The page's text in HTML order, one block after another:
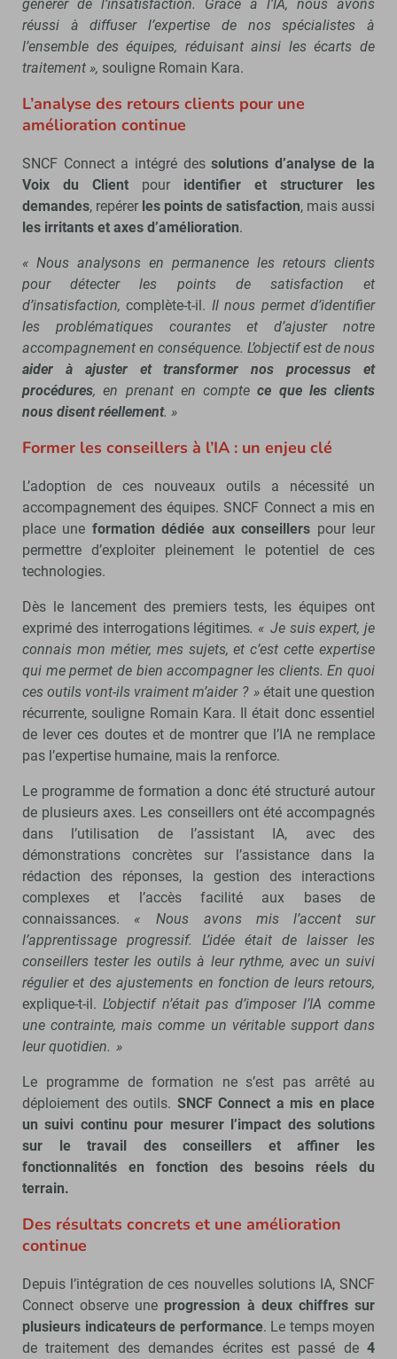
générer de l’insatisfaction. Grâce à l’IA, nous avons
réussi à diffuser l’expertise de nos spécialistes à
l’ensemble des équipes, réduisant ainsi les écarts de
traitement », souligne Romain Kara.
L’analyse des retours clients pour une
amélioration continue
SNCF Connect a intégré dessolutions d’analyse de la
Voix du Client pour identifier et structurer les
demandes, repérer les points de satisfaction, mais aussi
les irritants et axes d’amélioration.
« Nous analysons en permanence les retours clients
pour détecter les points de satisfaction et
d’insatisfaction,complète-t-il. Il nous permet d’identifier
les problématiques courantes et d’ajuster notre
accompagnement en conséquence. L’objectif est de nous
aider à ajuster et transformer nos processus et
procédures, en prenant en comptece que les clients
nous disent réellement. »
Former les conseillers à l’IA : un enjeu clé
L’adoption de ces nouveaux outils a nécessité un
accompagnement des équipes. SNCF Connect a mis en
place une formation dédiée aux conseillers pour leur
permettre d’exploiter pleinement le potentiel de ces
technologies.
Dès le lancement des premiers tests, les équipes ont
exprimé des interrogations légitimes. « Je suis expert, je
connais mon métier, mes sujets, et c’est cette expertise
qui me permet de bien accompagner les clients. En quoi
ces outils vont-ils vraiment m’aider ? »était une question
récurrente, souligne Romain Kara. Il était donc essentiel
de lever ces doutes et de montrer que l’IA ne remplace
pas l’expertise humaine, mais la renforce.
Le programme de formation a donc été structuré autour
de plusieurs axes. Les conseillers ont été accompagnés
dans l’utilisation de l’assistant IA, avec des
démonstrations concrètes sur l’assistance dans la
rédaction des réponses, la gestion des interactions
complexes et l’accès facilité aux bases de
connaissances. « Nous avons mis l’accent sur
l’apprentissage progressif. L’idée était de laisser les
conseillers tester les outils à leur rythme, avec un suivi
régulier et des ajustements en fonction de leurs retours,
explique-t-il. L’objectif n’était pas d’imposer l’IA comme
une contrainte, mais comme un véritable support dans
leur quotidien. »
Le programme de formation ne s’est pas arrêté au
déploiement des outils. SNCF Connect a mis en place
un suivi continu pour mesurer l’impact des solutions
sur le travail des conseillers et affiner les
fonctionnalités en fonction des besoins réels du
terrain.
Des résultats concrets et une amélioration
continue
Depuis l’intégration de ces nouvelles solutions IA, SNCF
Connect observe une progression à deux chiffres sur
plusieurs indicateurs de performance. Le temps moyen
de traitement des demandes écrites est passé de 4